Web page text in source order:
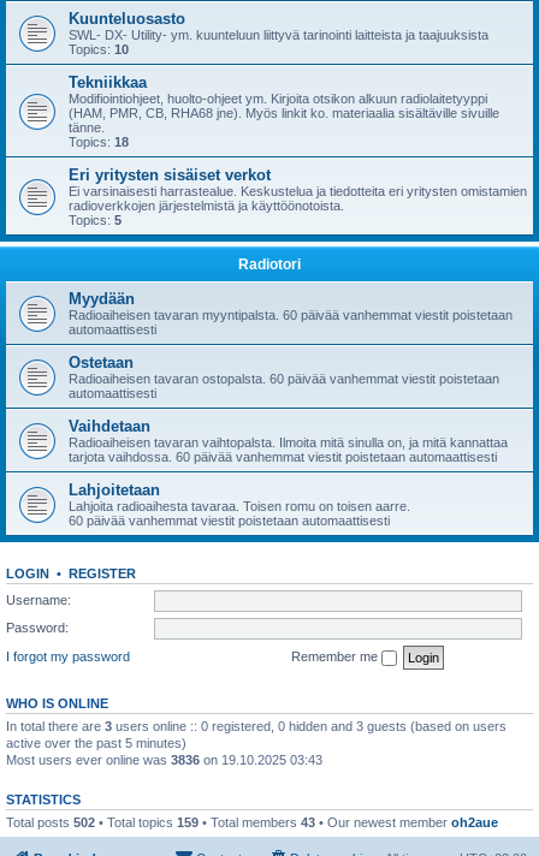
Kuunteluosasto
SWL- DX- Utility- ym. kuunteluun liittyvä tarinointi laitteista ja taajuuksista
Topics: 10
Tekniikkaa
Modifiointiohjeet, huolto-ohjeet ym. Kirjoita otsikon alkuun radiolaitetyyppi
(HAM, PMR, CB, RHA68 jne). Myös linkit ko. materiaalia sisältäville sivuille
tänne.
Topics: 18
Eri yritysten sisäiset verkot
Ei varsinaisesti harrastealue. Keskustelua ja tiedotteita eri yritysten omistamien
radioverkkojen järjestelmistä ja käyttöönotoista.
Topics: 5
Radiotori
Myydään
Radioaiheisen tavaran myyntipalsta. 60 päivää vanhemmat viestit poistetaan
automaattisesti
Ostetaan
Radioaiheisen tavaran ostopalsta. 60 päivää vanhemmat viestit poistetaan
automaattisesti
Vaihdetaan
Radioaiheisen tavaran vaihtopalsta. Ilmoita mitä sinulla on, ja mitä kannattaa
tarjota vaihdossa. 60 päivää vanhemmat viestit poistetaan automaattisesti
Lahjoitetaan
Lahjoita radioaihesta tavaraa. Toisen romu on toisen aarre.
60 päivää vanhemmat viestit poistetaan automaattisesti
LOGIN • REGISTER
Username:
Password:
I forgot my password
Remember me
WHO IS ONLINE
In total there are 3 users online :: 0 registered, 0 hidden and 3 guests (based on users
active over the past 5 minutes)
Most users ever online was 3836 on 19.10.2025 03:43
STATISTICS
Total posts 502 • Total topics 159 • Total members 43 • Our newest member oh2aue